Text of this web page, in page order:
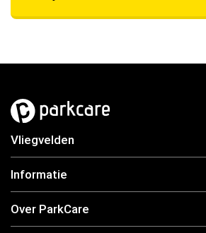
Vliegvelden
Informatie
Over ParkCare